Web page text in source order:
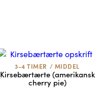
3-4 TIMER / MIDDEL
Kirsebærtærte (amerikansk
cherry pie)